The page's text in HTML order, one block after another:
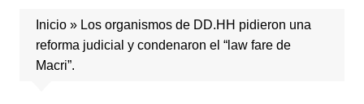
Inicio» Los organismos de DD.HH pidieron una
reforma judicial y condenaron el “law fare de
Macri”.